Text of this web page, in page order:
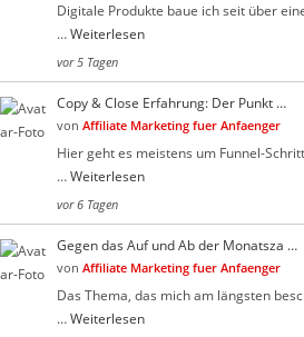
Digitale Produkte baue ich seit über
…Weiterlesen
vor 5 Tagen
Copy & Close Erfahrung: Der Punkt …
von Affiliate Marketing fuer Anfaenger
Hier geht es meistens um Funnel-
…Weiterlesen
vor 6 Tagen
Gegen das Auf und Ab der Monatsza …
von Affiliate Marketing fuer Anfaenger
Das Thema, das mich am längsten
…Weiterlesen